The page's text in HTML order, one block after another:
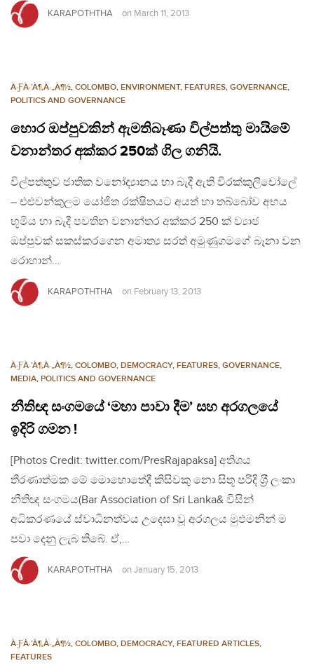
KARAPOTHTHA on March 11, 2013
À·ƑÀ·’À¶‚À·„À¶½, COLOMBO, ENVIRONMENT, FEATURES, GOVERNANCE,
POLITICS AND GOVERNANCE
හොර ඔප්පුවකින් ඇමතිබෑණා විල්පත්තු මායිමේ
වනාන්තර අක්කර 250ක් ගිල ගනියි.
විල්පත්තුව ජාතික වනෝද්‍යානය හා බැදී ඇති වීරක්කුලිචෝලේ
– එළුවන්කුලම යෝජිත රක්ෂිතයට අයත් හා තබ්බෝව අභය
භූමිය හා බැදී පවතින වනාන්තර අක්කර 250 ක් ව්‍යාජ
ඔප්පුවක් සකස්කරගෙන අමාත්‍ය සරත් අමුණුගමගේ බෑනා වන
රොහාන්…
KARAPOTHTHA on February 13, 2013
À·ƑÀ·’À¶‚À·„À¶½, COLOMBO, DEMOCRACY, FEATURES, GOVERNANCE,
MEDIA, POLITICS AND GOVERNANCE
නීතිඥ සංගමයේ ‘මහා පාවා දීම’ සහ අරගලයේ
ඉදිරි ගමන !
[Photos Credit: twitter.com/PresRajapaksa] අතිශය
තීරණාත්මක මේ මොහොතේදී කිසිවකු නො සිතූ පරිදි ශ‍්‍රී ලංකා
නීතිඥ සංගමය(Bar Association of Sri Lanka& විසින්
අධිකරණයේ ස්වාධීනත්වය උදෙසා වූ අරගලය මුඵමනින් ම
පවා දෙනු ලැබ තිබේ. ඒ,…
KARAPOTHTHA on January 15, 2013
À·ƑÀ·’À¶‚À·„À¶½, COLOMBO, DEMOCRACY, FEATURED ARTICLES,
FEATURES